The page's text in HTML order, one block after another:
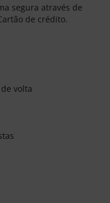
segura através de
de crédito.
volta